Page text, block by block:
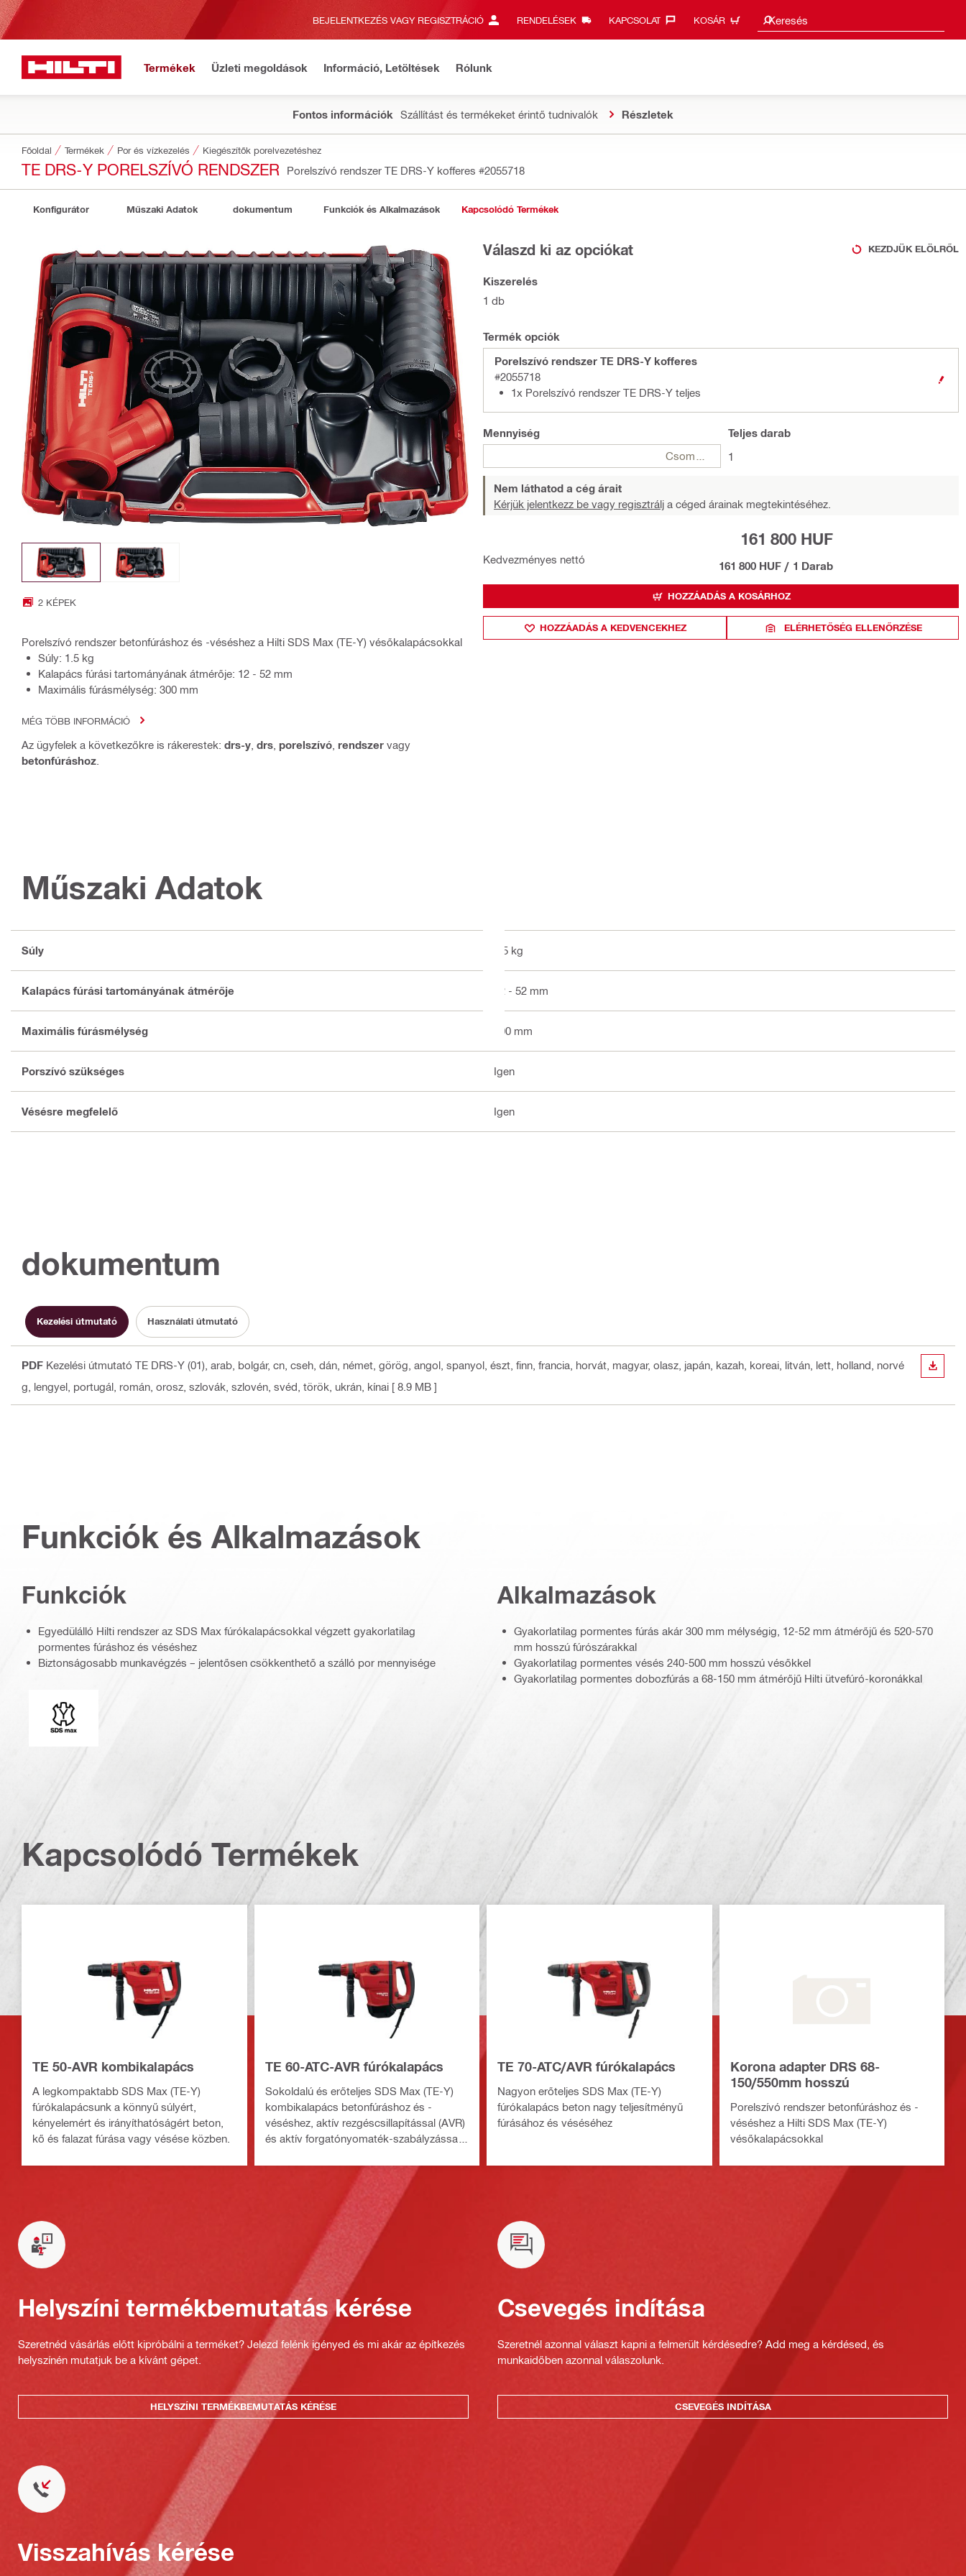
BEJELENTKEZÉS VAGY REGISZTRÁCIÓ RENDELÉSEK KAPCSOLAT‎ KOSÁR Keresés
Keresési javaslatok
Termékek Üzleti megoldások Információ, Letöltések Rólunk
Fontos információk Szállítást és termékeket érintő tudnivalók Részletek
Főoldal Termékek Por és vízkezelés Kiegészítők porelvezetéshez
TE DRS-Y PORELSZÍVÓ RENDSZER Porelszívó rendszer TE DRS-Y kofferes #2055718
Konfigurátor Műszaki Adatok dokumentum Funkciók és Alkalmazások Kapcsolódó Termékek
2 KÉPEK
Porelszívó rendszer betonfúráshoz és -véséshez a Hilti SDS Max (TE-Y) vésőkalapácsokkal
Súly: 1.5 kg
Kalapács fúrási tartományának átmérője: 12 - 52 mm
Maximális fúrásmélység: 300 mm
MÉG TÖBB INFORMÁCIÓ
Az ügyfelek a következőkre is rákerestek: drs-y drs porelszívó rendszer vagy
betonfúráshoz
Válaszd ki az opciókat KEZDJÜK ELÖLRŐL
Kiszerelés
1 db
Termék opciók
Porelszívó rendszer TE DRS-Y kofferes
#2055718
1x Porelszívó rendszer TE DRS-Y teljes
Mennyiség
Teljes darab
1
Nem láthatod a cég árait
Kérjük jelentkezz be vagy regisztrálj a céged árainak megtekintéséhez.
Kedvezményes nettó
161 800 HUF
161 800 HUF / 1 Darab
HOZZÁADÁS A KOSÁRHOZ
HOZZÁADÁS A KEDVENCEKHEZ ELÉRHETŐSÉG ELLENŐRZÉSE
Műszaki Adatok
Súly 1.5 kg
Kalapács fúrási tartományának átmérője 12 - 52 mm
Maximális fúrásmélység 300 mm
Porszívó szükséges Igen
Vésésre megfelelő Igen
dokumentum
Kezelési útmutató Használati útmutató
PDF Kezelési útmutató TE DRS-Y (01) , arab, bolgár, cn, cseh, dán, német, görög, angol, spanyol, észt, finn, francia, horvát, magyar, olasz, japán, kazah, koreai, litván, lett, holland, norvé
g, lengyel, portugál, román, orosz, szlovák, szlovén, svéd, török, ukrán, kínai [ 8.9 MB ]
Funkciók és Alkalmazások
Funkciók
Egyedülálló Hilti rendszer az SDS Max fúrókalapácsokkal végzett gyakorlatilag
pormentes fúráshoz és véséshez
Biztonságosabb munkavégzés – jelentősen csökkenthető a szálló por mennyisége
Csatlakozóvég
Alkalmazások
Gyakorlatilag pormentes fúrás akár 300 mm mélységig, 12-52 mm átmérőjű és 520-570
mm hosszú fúrószárakkal
Gyakorlatilag pormentes vésés 240-500 mm hosszú vésőkkel
Gyakorlatilag pormentes dobozfúrás a 68-150 mm átmérőjű Hilti ütvefúró-koronákkal
Kapcsolódó Termékek
TE 50-AVR kombikalapács
A legkompaktabb SDS Max (TE-Y)
fúrókalapácsunk a könnyű súlyért,
kényelemért és irányíthatóságért beton,
kő és falazat fúrása vagy vésése közben.
TE 60-ATC-AVR fúrókalapács
Sokoldalú és erőteljes SDS Max (TE-Y)
kombikalapács betonfúráshoz és -
véséshez, aktív rezgéscsillapítással (AVR)
és aktív forgatónyomaték-szabályzással
TE 70-ATC/AVR fúrókalapács
Nagyon erőteljes SDS Max (TE-Y)
fúrókalapács beton nagy teljesítményű
fúrásához és véséséhez
Korona adapter DRS 68-
150/550mm hosszú
Porelszívó rendszer betonfúráshoz és -
véséshez a Hilti SDS Max (TE-Y)
vésőkalapácsokkal
Helyszíni termékbemutatás kérése
Szeretnéd vásárlás előtt kipróbálni a terméket? Jelezd felénk igényed és mi akár az építkezés
helyszínén mutatjuk be a kívánt gépet.
HELYSZÍNI TERMÉKBEMUTATÁS KÉRÉSE
Csevegés indítása
Szeretnél azonnal választ kapni a felmerült kérdésedre? Add meg a kérdésed, és
munkaidőben azonnal válaszolunk.
CSEVEGÉS INDÍTÁSA
Visszahívás kérése